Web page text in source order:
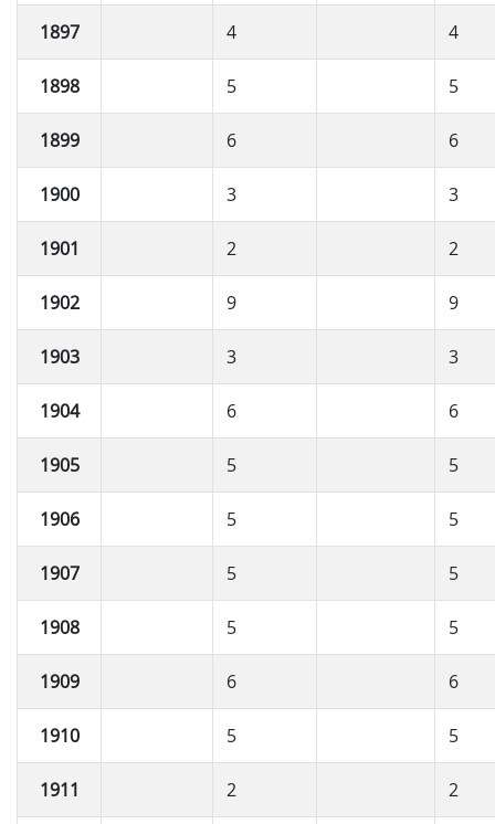
1897 4 4
1898 5 5
1899 6 6
1900 3 3
1901 2 2
1902 9 9
1903 3 3
1904 6 6
1905 5 5
1906 5 5
1907 5 5
1908 5 5
1909 6 6
1910 5 5
1911 2 2